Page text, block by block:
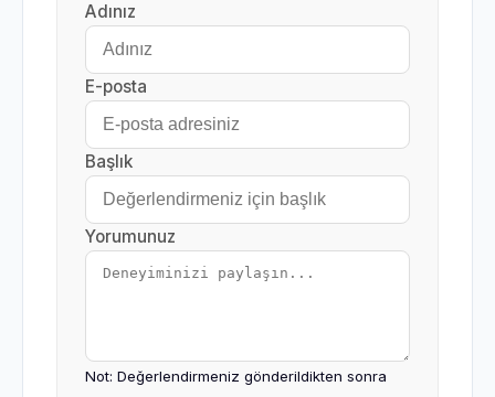
Adınız
E-posta
Başlık
Yorumunuz
Not: Değerlendirmeniz gönderildikten sonra